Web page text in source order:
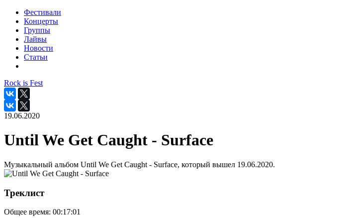
Фестивали
Концерты
Группы
Лайвы
Новости
Статьи
Rock is Fest
19.06.2020
Until We Get Caught - Surface
Музыкальный альбом Until We Get Caught - Surface, который вышел 19.06.2020.
Треклист
Общее время: 00:17:01